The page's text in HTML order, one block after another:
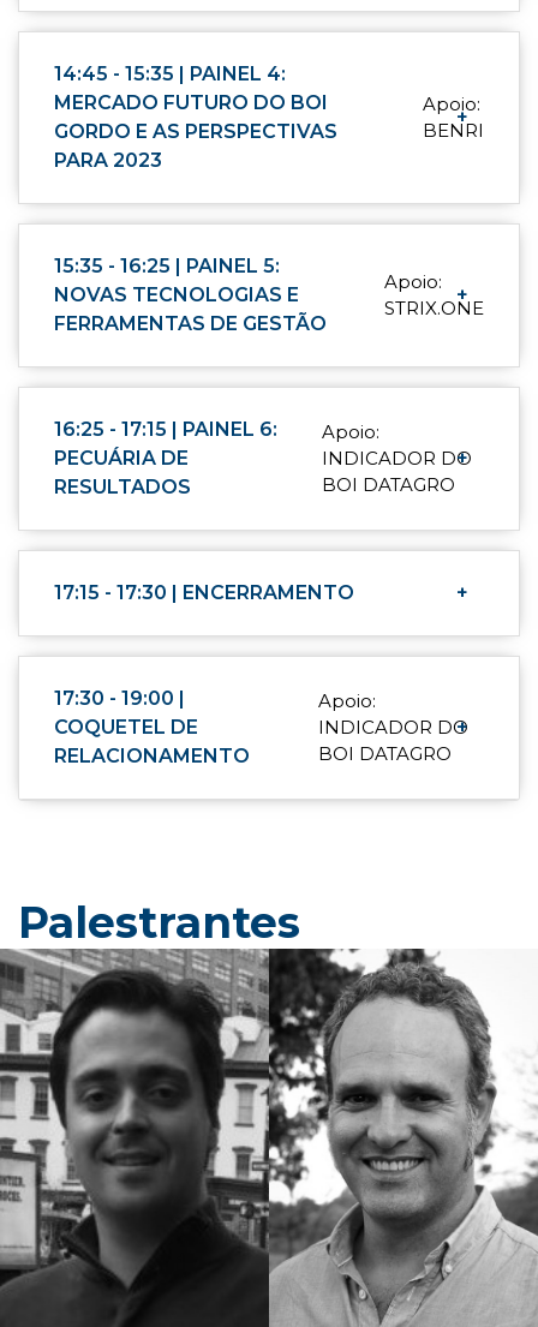
14:45 - 15:35 | PAINEL 4:
MERCADO FUTURO DO BOI
GORDO E AS PERSPECTIVAS
PARA 2023
Apoio:
BENRI
+
15:35 - 16:25 | PAINEL 5:
NOVAS TECNOLOGIAS E
FERRAMENTAS DE GESTÃO
Apoio:
STRIX.ONE
+
16:25 - 17:15 | PAINEL 6:
PECUÁRIA DE
RESULTADOS
Apoio:
INDICADOR DO
BOI DATAGRO
+
17:15 - 17:30 | ENCERRAMENTO +
17:30 - 19:00 |
COQUETEL DE
RELACIONAMENTO
Apoio:
INDICADOR DO
BOI DATAGRO
+
Palestrantes